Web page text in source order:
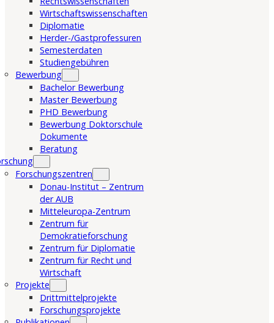
Wirtschaftswissenschaften
Diplomatie
Herder-/Gastprofessuren
Semesterdaten
Studiengebühren
Bewerbung
Bachelor Bewerbung
Master Bewerbung
PHD Bewerbung
Bewerbung Doktorschule
Dokumente
Beratung
Forschungszentren
Donau-Institut – Zentrum
der AUB
Mitteleuropa-Zentrum
Zentrum für
Demokratieforschung
Zentrum für Diplomatie
Zentrum für Recht und
Wirtschaft
Projekte
Drittmittelprojekte
Forschungsprojekte